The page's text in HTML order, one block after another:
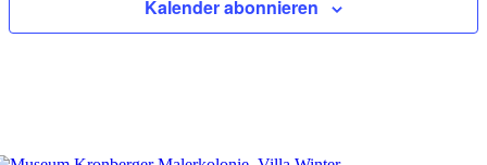
Kalender abonnieren